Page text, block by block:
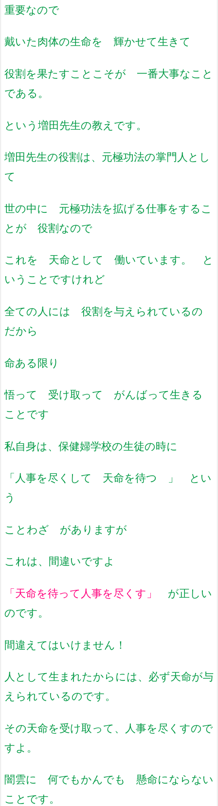
重要なので
戴いた肉体の生命を 輝かせて生きて
役割を果たすことこそが 一番大事なこと
である。
という増田先生の教えです。
増田先生の役割は、元極功法の掌門人とし
て
世の中に 元極功法を拡げる仕事をするこ
とが 役割なので
これを 天命として 働いています。 と
いうことですけれど
全ての人には 役割を与えられているの
だから
命ある限り
悟って 受け取って がんばって生きる
ことです
私自身は、保健婦学校の生徒の時に
「人事を尽くして 天命を待つ 」 とい
う
ことわざ がありますが
これは、間違いですよ
「天命を待って人事を尽くす」
が正しい
のです。
間違えてはいけません！
人として生まれたからには、必ず天命が与
えられているのです。
その天命を受け取って、人事を尽くすので
すよ。
闇雲に 何でもかんでも 懸命にならない
ことです。